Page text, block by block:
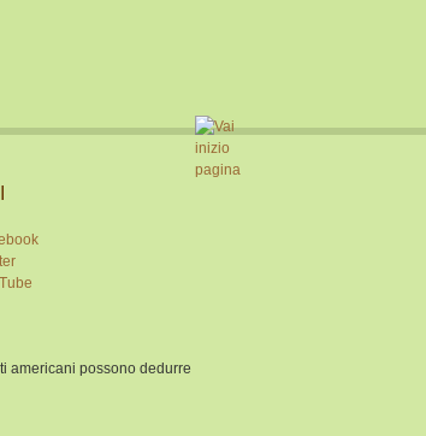
americani possono dedurre